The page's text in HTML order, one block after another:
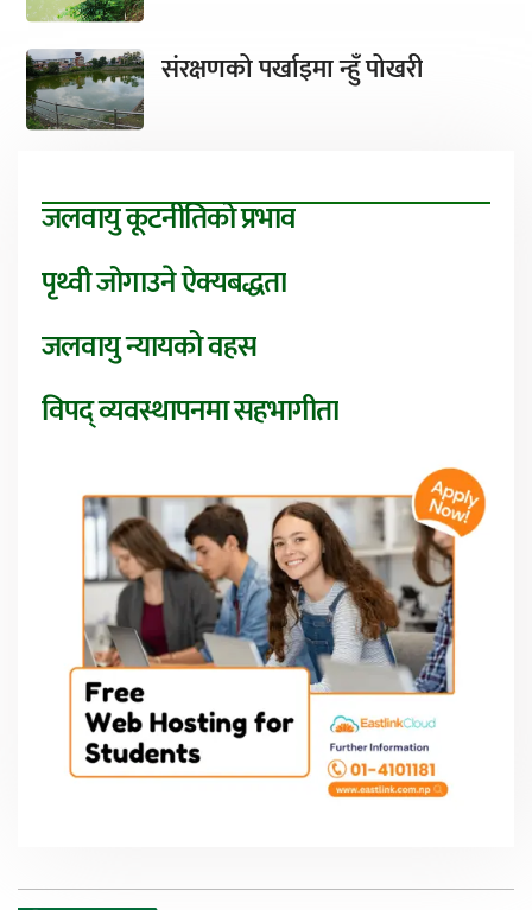
संरक्षणको पर्खाइमा न्हुँ पोखरी
जलवायु कूटनीतिको प्रभाव
पृथ्वी जोगाउने ऐक्यबद्धता
जलवायु न्यायको वहस
विपद् व्यवस्थापनमा सहभागीता